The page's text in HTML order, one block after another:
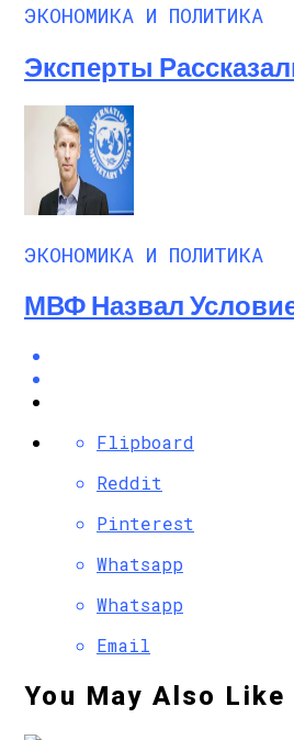
ЭКОНОМИКА И ПОЛИТИКА
Эксперты
ЭКОНОМИКА И ПОЛИТИКА
МВФ Назвал
Flipboard
Reddit
Pinterest
Whatsapp
Whatsapp
Email
You May Also Like